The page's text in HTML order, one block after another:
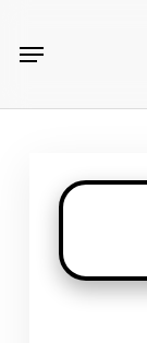
content
Menu